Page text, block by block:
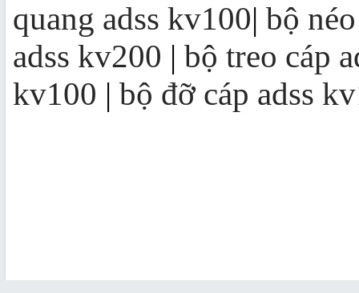
quang adss kv100| bộ
adss kv200 | bộ treo cáp
kv100 | bộ đỡ cáp adss